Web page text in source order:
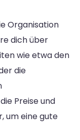
Organisation
dich über
wie etwa den
die
Preise und
um eine gute